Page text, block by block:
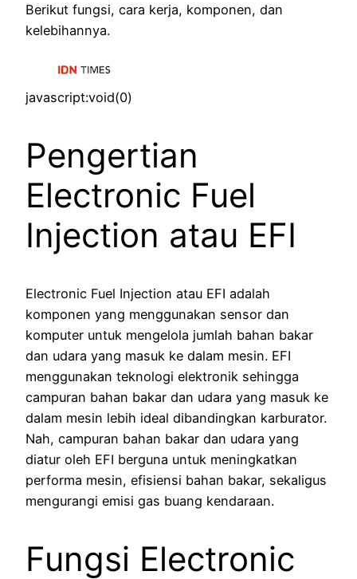
Berikut fungsi, cara kerja, komponen, dan
kelebihannya.
javascript:void(0)
Pengertian
Electronic Fuel
Injection atau EFI
Electronic Fuel Injection atau EFI adalah
komponen yang menggunakan sensor dan
komputer untuk mengelola jumlah bahan bakar
dan udara yang masuk ke dalam mesin. EFI
menggunakan teknologi elektronik sehingga
campuran bahan bakar dan udara yang masuk ke
dalam mesin lebih ideal dibandingkan karburator.
Nah, campuran bahan bakar dan udara yang
diatur oleh EFI berguna untuk meningkatkan
performa mesin, efisiensi bahan bakar, sekaligus
mengurangi emisi gas buang kendaraan.
Fungsi Electronic